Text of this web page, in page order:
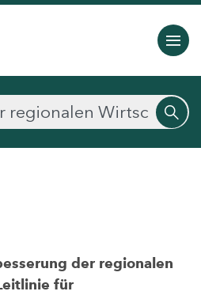
der regionalen
für